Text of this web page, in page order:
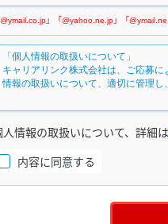
人情報の取扱いについて、詳細は
内容に同意する